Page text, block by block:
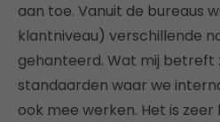
aan toe. Vanuit de bureaus
klantniveau) verschillende
gehanteerd. Wat mij betreft
standaarden waar we
ook mee werken. Het is